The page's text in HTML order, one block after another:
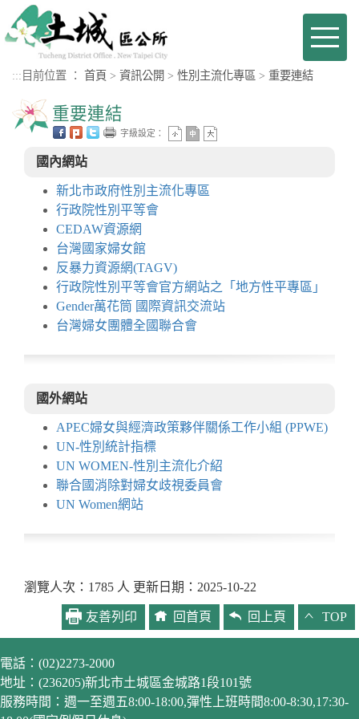
進入內容區塊
Toggle
::: 目前位置 ： 首頁 > 資訊公開 > 性別主流化專區 > 重要連結
重要連結
字級設定：
國內網站
新北市政府性別主流化專區
行政院性別平等會
CEDAW資源網
台灣國家婦女館
反暴力資源網(TAGV)
行政院性別平等會官方網站之「地方性平專區」
Gender萬花筒 國際資訊交流站
台灣婦女團體全國聯合會
國外網站
APEC婦女與經濟政策夥伴關係工作小組 (PPWE)
UN-性別統計指標
UN WOMEN-性別主流化介紹
聯合國消除對婦女歧視委員會
UN Women網站
瀏覽人次：1785 人 更新日期：2025-10-22
友善列印 回首頁 回上頁 TOP
電話：(02)2273-2000
地址：(236205)新北市土城區金城路1段101號
服務時間：週一至週五8:00-18:00,彈性上班時間8:00-8:30,17:30-